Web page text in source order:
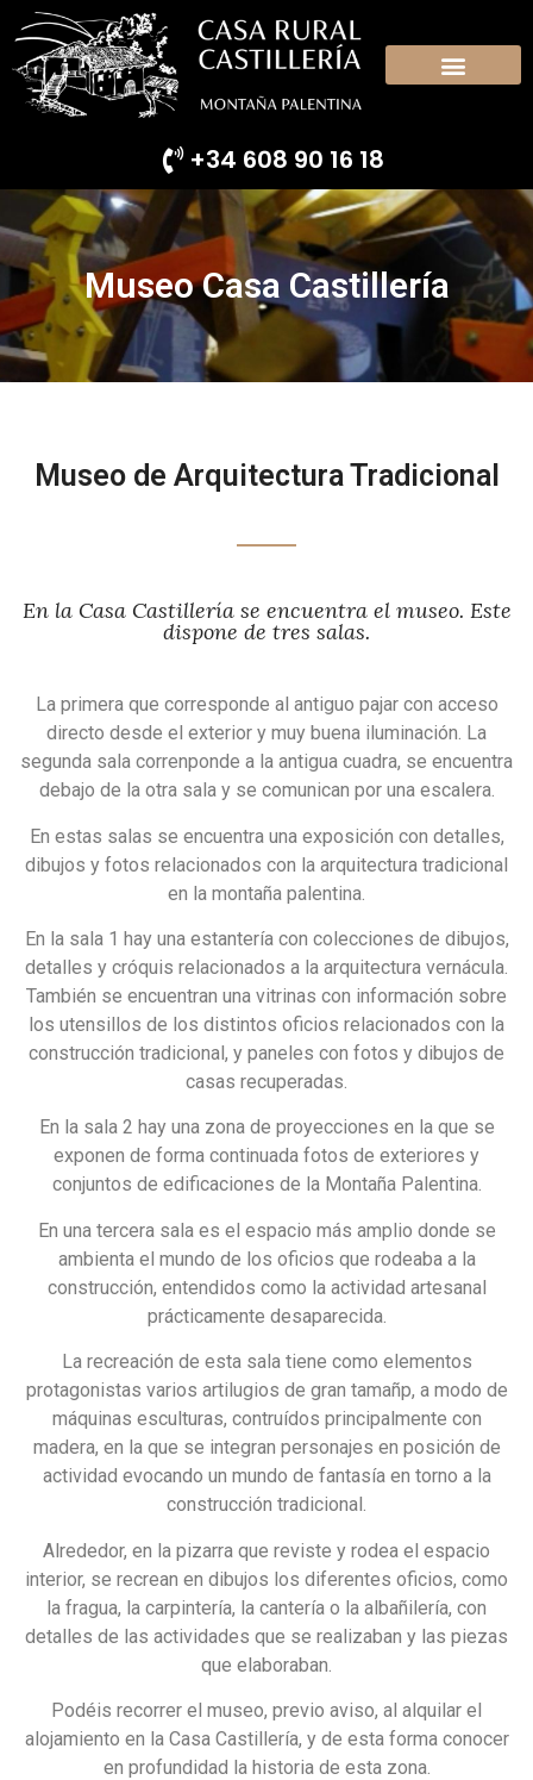
+34 608 90 16 18
Museo Casa Castillería
Museo de Arquitectura Tradicional
En la Casa Castillería se encuentra el museo. Este
dispone de tres salas.
La primera que corresponde al antiguo pajar con acceso
directo desde el exterior y muy buena iluminación. La
segunda sala correnponde a la antigua cuadra, se encuentra
debajo de la otra sala y se comunican por una escalera.
En estas salas se encuentra una exposición con detalles,
dibujos y fotos relacionados con la arquitectura tradicional
en la montaña palentina.
En la sala 1 hay una estantería con colecciones de dibujos,
detalles y cróquis relacionados a la arquitectura vernácula.
También se encuentran una vitrinas con información sobre
los utensillos de los distintos oficios relacionados con la
construcción tradicional, y paneles con fotos y dibujos de
casas recuperadas.
En la sala 2 hay una zona de proyecciones en la que se
exponen de forma continuada fotos de exteriores y
conjuntos de edificaciones de la Montaña Palentina.
En una tercera sala es el espacio más amplio donde se
ambienta el mundo de los oficios que rodeaba a la
construcción, entendidos como la actividad artesanal
prácticamente desaparecida.
La recreación de esta sala tiene como elementos
protagonistas varios artilugios de gran tamañp, a modo de
máquinas esculturas, contruídos principalmente con
madera, en la que se integran personajes en posición de
actividad evocando un mundo de fantasía en torno a la
construcción tradicional.
Alrededor, en la pizarra que reviste y rodea el espacio
interior, se recrean en dibujos los diferentes oficios, como
la fragua, la carpintería, la cantería o la albañilería, con
detalles de las actividades que se realizaban y las piezas
que elaboraban.
Podéis recorrer el museo, previo aviso, al alquilar el
alojamiento en la Casa Castillería, y de esta forma conocer
en profundidad la historia de esta zona.